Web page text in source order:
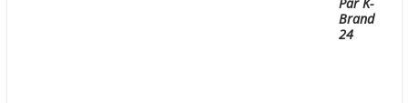
Brand
24